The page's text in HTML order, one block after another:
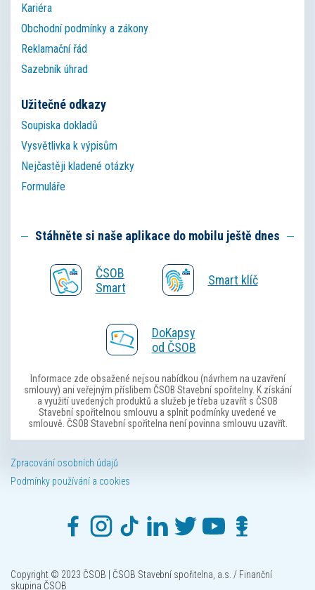
Kariéra
Obchodní podmínky a zákony
Reklamační řád
Sazebník úhrad
Užitečné odkazy
Soupiska dokladů
Vysvětlivka k výpisům
Nejčastěji kladené otázky
Formuláře
Stáhněte si naše aplikace do mobilu ještě dnes
ČSOB
Smart
Smart klíč
DoKapsy
od ČSOB
Informace zde obsažené nejsou nabídkou (návrhem na uzavření
smlouvy) ani veřejným příslibem ČSOB Stavební spořitelny. K získání
a využití uvedených produktů a služeb je třeba uzavřít s ČSOB
Stavební spořitelnou smlouvu a splnit podmínky uvedené ve
smlouvě. ČSOB Stavební spořitelna není povinna smlouvu uzavřít.
Zpracování osobních údajů
Podmínky používání a cookies
Copyright © 2023 ČSOB | ČSOB Stavební spořitelna, a.s. / Finanční
skupina ČSOB